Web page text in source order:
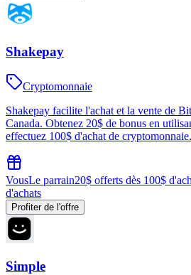
Shakepay
Cryptomonnaie
Shakepay facilite l'achat et la vente de
Canada. Obtenez 20$ de bonus en
effectuez 100$ d'achat de cryptomonnaie.
VousLe parrain20$ offerts dès 100$
d'achats
Profiter de l'offre
Simple